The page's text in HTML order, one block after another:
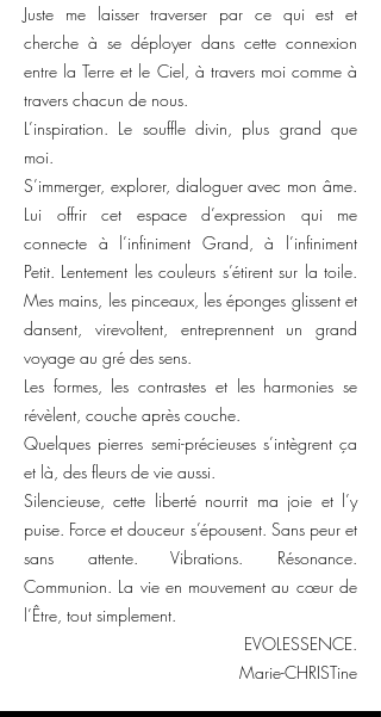
Juste me laisser traverser par ce qui est et
cherche à se déployer dans cette connexion
entre la Terre et le Ciel, à travers moi comme à
travers chacun de nous.
L’inspiration. Le souffle divin, plus grand que
moi.
S’immerger, explorer, dialoguer avec mon âme.
Lui offrir cet espace d’expression qui me
connecte à l’infiniment Grand, à l’infiniment
Petit. Lentement les couleurs s’étirent sur la toile.
Mes mains, les pinceaux, les éponges glissent et
dansent, virevoltent, entreprennent un grand
voyage au gré des sens.
Les formes, les contrastes et les harmonies se
révèlent, couche après couche.
Quelques pierres semi-précieuses s’intègrent ça
et là, des fleurs de vie aussi.
Silencieuse, cette liberté nourrit ma joie et l’y
puise. Force et douceur s’épousent. Sans peur et
sans attente. Vibrations. Résonance.
Communion. La vie en mouvement au cœur de
l’Être, tout simplement.
EVOLESSENCE.
Marie-CHRISTine